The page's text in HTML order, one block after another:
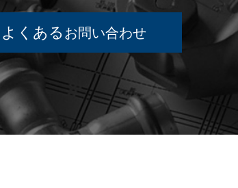
よくある お問い合わせ